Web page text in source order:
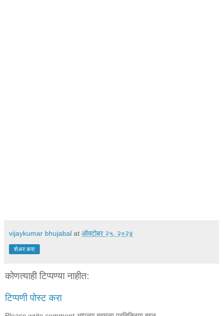
vijaykumar bhujabal at ऑक्टोबर २५, २०२४
शेअर करा
कोणत्याही टिप्पण्‍या नाहीत:
टिप्पणी पोस्ट करा